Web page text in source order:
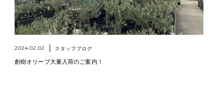
2024.02.02 スタッフブログ
創樹オリーブ大量入荷のご案内！